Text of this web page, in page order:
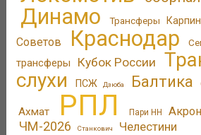
Динамо Трансферы Карпин
Советов
Краснодар
трансферы
Кубок России
слухи
ПСЖ Дзюба Балтика
Ахмат РПЛ Пари НН Акрон
ЧМ-2026 Станкович Челестини